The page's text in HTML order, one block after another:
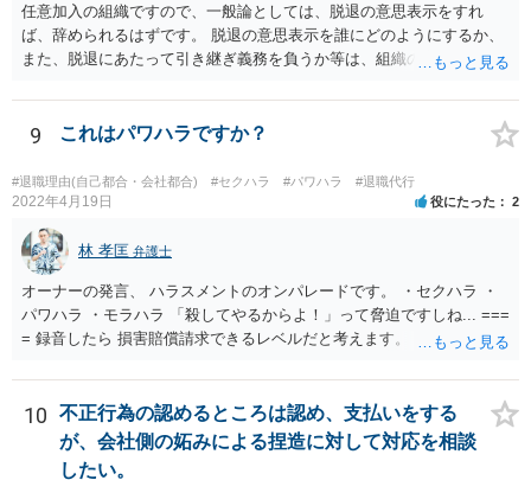
任意加入の組織ですので、一般論としては、脱退の意思表示をすれ
ば、辞められるはずです。 脱退の意思表示を誰にどのようにするか、
また、脱退にあたって引き継ぎ義務を負うか等は、組織の実態等を踏
もう少し具体的な対応方法についてアドバイスを受けられると思いま
す。
9 これはパワハラですか？
#退職理由(自己都合・会社都合) #セクハラ #パワハラ #退職代行
2022年4月19日 役にたった 2
林 孝匡 弁護士
オーナーの発言、 ハラスメントのオンパレードです。 ・セクハラ ・
パワハラ ・モラハラ 「殺してやるからよ！」って脅迫ですしね... ===
= 録音したら 損害賠償請求できるレベルだと考えます。 ━━━━━━
え方 ・パワハラ裁判例については、 私がブログを書いています。 プ
ロフィールのリンクから飛べます。 ご参考になれば幸いです。
10
不正行為の認めるところは認め、支払いをする
が、会社側の妬みによる捏造に対して対応を相談
したい。